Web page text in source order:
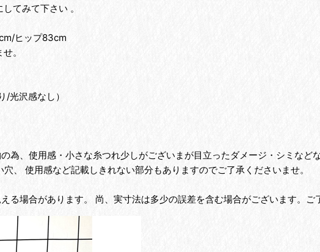
てみて下さい 。
ヒップ83cm
。
光沢感なし）
使用感・小さな糸つれ少しがございまが目立ったダメージ・シミなどな
、 使用感など記載しきれない部分もありますのでご了承くださいませ。
る場合があります。 尚、実寸法は多少の誤差を含む場合がございます。ご